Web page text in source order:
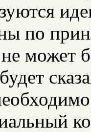
по
может